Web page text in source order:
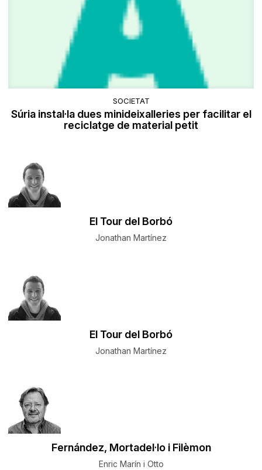
SOCIETAT
Súria instal·la dues minideixalleries per facilitar el
reciclatge de material petit
El Tour del Borbó
Jonathan Martínez
El Tour del Borbó
Jonathan Martínez
Fernández, Mortadel·lo i Filèmon
Enric Marín i Otto